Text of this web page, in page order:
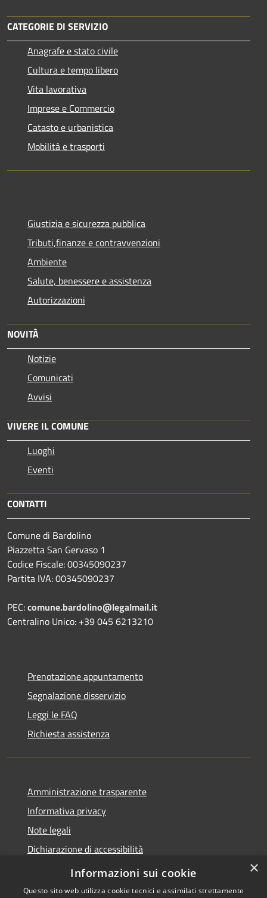
CATEGORIE DI SERVIZIO
Anagrafe e stato civile
Cultura e tempo libero
Vita lavorativa
Imprese e Commercio
Catasto e urbanistica
Mobilità e trasporti
Giustizia e sicurezza pubblica
Tributi,finanze e contravvenzioni
Ambiente
Salute, benessere e assistenza
Autorizzazioni
NOVITÀ
Notizie
Comunicati
Avvisi
VIVERE IL COMUNE
Luoghi
Eventi
CONTATTI
Comune di Bardolino
Piazzetta San Gervaso 1
Codice Fiscale: 00345090237
Partita IVA: 00345090237
PEC:comune.bardolino@legalmail.it
Centralino Unico: +39 045 6213210
Prenotazione appuntamento
Segnalazione disservizio
Leggi le FAQ
Richiesta assistenza
Amministrazione trasparente
Informativa privacy
Note legali
Dichiarazione di accessibilità
Link app municipium
×
Informazioni sui cookie
Questo sito web utilizza cookie tecnici e assimilati strettamente